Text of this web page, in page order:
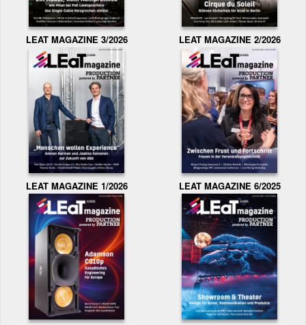
LEAT MAGAZINE 3/2026 LEAT MAGAZINE 2/2026
LEAT MAGAZINE 1/2026 LEAT MAGAZINE 6/2025